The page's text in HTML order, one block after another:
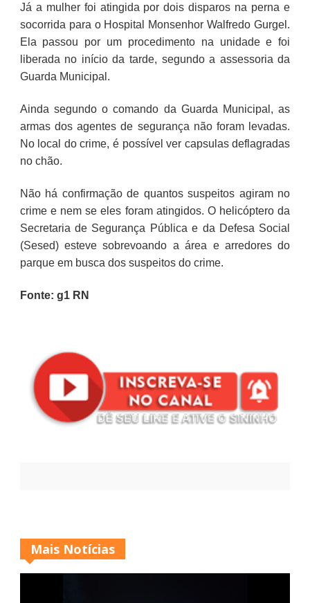
Já a mulher foi atingida por dois disparos na perna e
socorrida para o Hospital Monsenhor Walfredo Gurgel.
Ela passou por um procedimento na unidade e foi
liberada no início da tarde, segundo a assessoria da
Guarda Municipal.
Ainda segundo o comando da Guarda Municipal, as
armas dos agentes de segurança não foram levadas.
No local do crime, é possível ver capsulas deflagradas
no chão.
Não há confirmação de quantos suspeitos agiram no
crime e nem se eles foram atingidos. O helicóptero da
Secretaria de Segurança Pública e da Defesa Social
(Sesed) esteve sobrevoando a área e arredores do
parque em busca dos suspeitos do crime.
Fonte: g1 RN
Mais Notícias